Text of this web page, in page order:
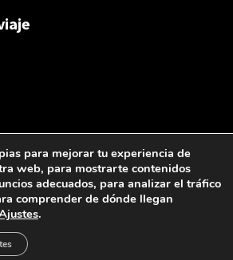
|
para mejorar tu experiencia de
web, para mostrarte contenidos
adecuados, para analizar el tráfico
comprender de dónde llegan
.